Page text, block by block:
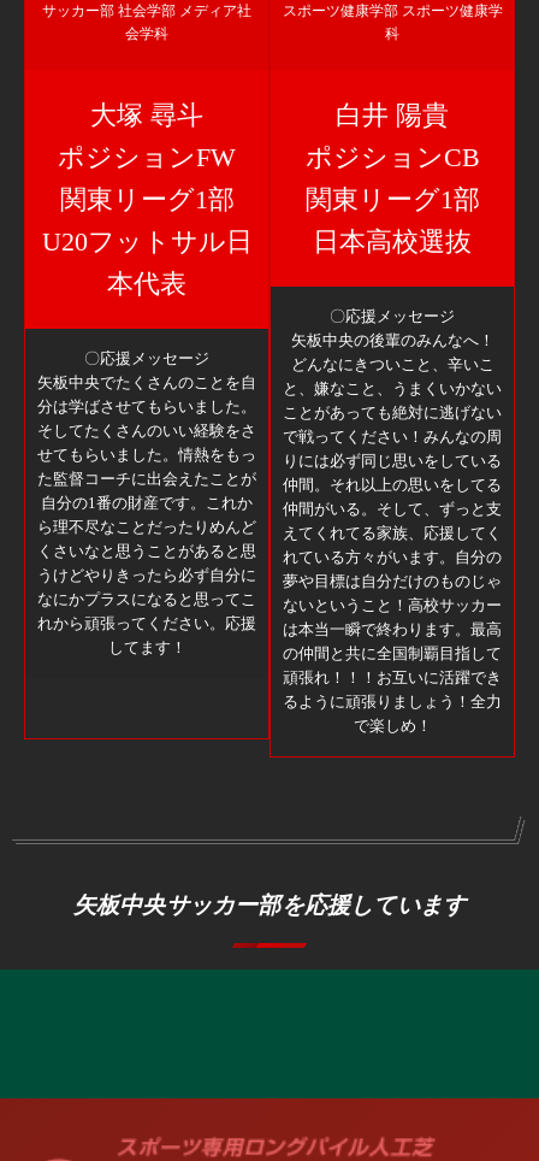
サッカー部 社会学部 メディア社
会学科
大塚 尋斗
ポジションFW
関東リーグ1部
U20フットサル日
本代表
〇応援メッセージ
矢板中央でたくさんのことを自
分は学ばさせてもらいました。
そしてたくさんのいい経験をさ
せてもらいました。情熱をもっ
た監督コーチに出会えたことが
自分の1番の財産です。これか
ら理不尽なことだったりめんど
くさいなと思うことがあると思
うけどやりきったら必ず自分に
なにかプラスになると思ってこ
れから頑張ってください。応援
してます！
スポーツ健康学部 スポーツ健康学
科
白井 陽貴
ポジションCB
関東リーグ1部
日本高校選抜
〇応援メッセージ
矢板中央の後輩のみんなへ！
どんなにきついこと、辛いこ
と、嫌なこと、うまくいかない
ことがあっても絶対に逃げない
で戦ってください！みんなの周
りには必ず同じ思いをしている
仲間。それ以上の思いをしてる
仲間がいる。そして、ずっと支
えてくれてる家族、応援してく
れている方々がいます。自分の
夢や目標は自分だけのものじゃ
ないということ！高校サッカー
は本当一瞬で終わります。最高
の仲間と共に全国制覇目指して
頑張れ！！！お互いに活躍でき
るように頑張りましょう！全力
で楽しめ！
矢板中央サッカー部を応援しています